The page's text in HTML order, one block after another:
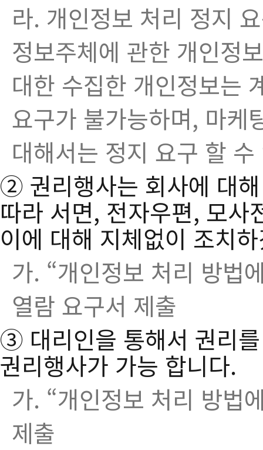
라. 개인정보 처리 정지
정보주체에 관한 개인정
대한 수집한 개인정보는
요구가 불가능하며, 마케
대해서는 정지 요구 할
② 권리행사는 회사에 대
따라 서면, 전자우편, 모사
이에 대해 지체없이 조치
가. “개인정보 처리 방법
열람 요구서 제출
③ 대리인을 통해서 권리
권리행사가 가능 합니다.
가. “개인정보 처리 방법
제출